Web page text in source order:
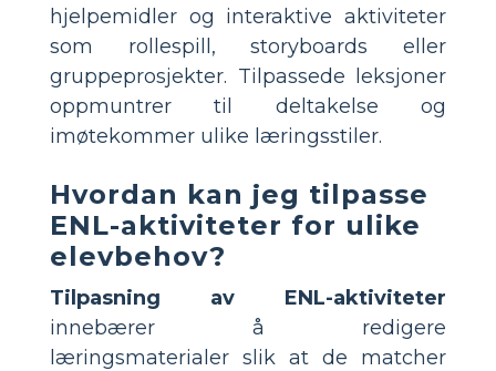
hjelpemidler og interaktive aktiviteter
som rollespill, storyboards eller
gruppeprosjekter. Tilpassede leksjoner
oppmuntrer til deltakelse og
imøtekommer ulike læringsstiler.
Hvordan kan jeg tilpasse
ENL-aktiviteter for ulike
elevbehov?
Tilpasning av ENL-aktiviteter
innebærer å redigere
læringsmaterialer slik at de matcher